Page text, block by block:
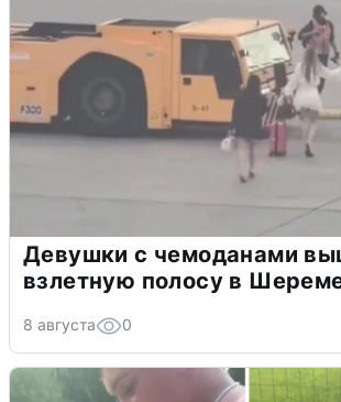
Девушки с чемоданами
взлетную полосу в
8 августа 0